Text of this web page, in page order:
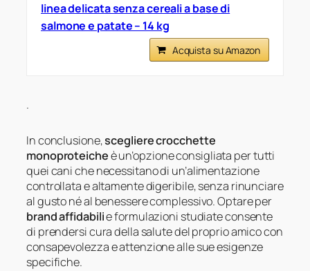
linea delicata senza cereali a base di
salmone e patate – 14 kg
Acquista su Amazon
.
In conclusione,scegliere crocchette
monoproteicheè un’opzione consigliata per tutti
quei cani che necessitano di un’alimentazione
controllata e altamente digeribile, senza rinunciare
al gusto né al benessere complessivo. Optare per
brand affidabilie formulazioni studiate consente
di prendersi cura della salute del proprio amico con
consapevolezza e attenzione alle sue esigenze
specifiche.